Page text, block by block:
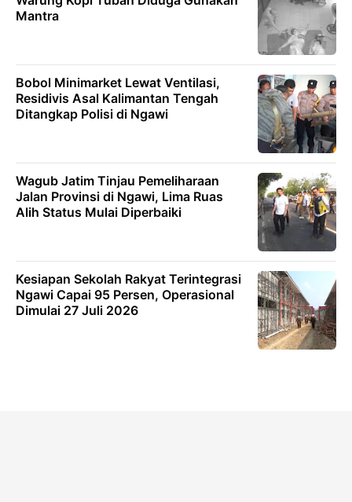
Mantra
Bobol Minimarket Lewat Ventilasi,
Residivis Asal Kalimantan Tengah
Ditangkap Polisi di Ngawi
Wagub Jatim Tinjau Pemeliharaan
Jalan Provinsi di Ngawi, Lima Ruas
Alih Status Mulai Diperbaiki
Kesiapan Sekolah Rakyat Terintegrasi
Ngawi Capai 95 Persen, Operasional
Dimulai 27 Juli 2026